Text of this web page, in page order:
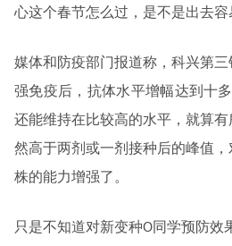
心这个春节怎么过，是不是出去容
媒体和防疫部门报道称，科兴第
强免疫后，抗体水平增幅达到十
还能维持在比较高的水平，就算
然高于两剂或一剂接种后的峰值
株的能力增强了。
只是不知道对新变种O同学预防效